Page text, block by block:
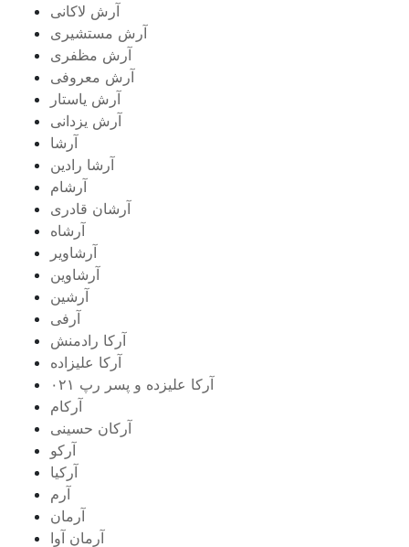
آرش لاکانی
آرش مستشیری
آرش مظفری
آرش معروفی
آرش یاستار
آرش یزدانی
آرشا
آرشا رادین
آرشام
آرشان قادری
آرشاه
آرشاویر
آرشاوین
آرشین
آرفی
آرکا رادمنش
آرکا علیزاده
آرکا علیزده و پسر رپ ۰۲۱
آرکام
آرکان حسینی
آرکو
آرکیا
آرم
آرمان
آرمان آوا